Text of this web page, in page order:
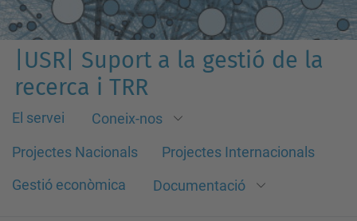
|USR| Suport a la gestió de la
recerca i TRR
El servei
Coneix-nos
Projectes Nacionals
Projectes Internacionals
Gestió econòmica
Documentació